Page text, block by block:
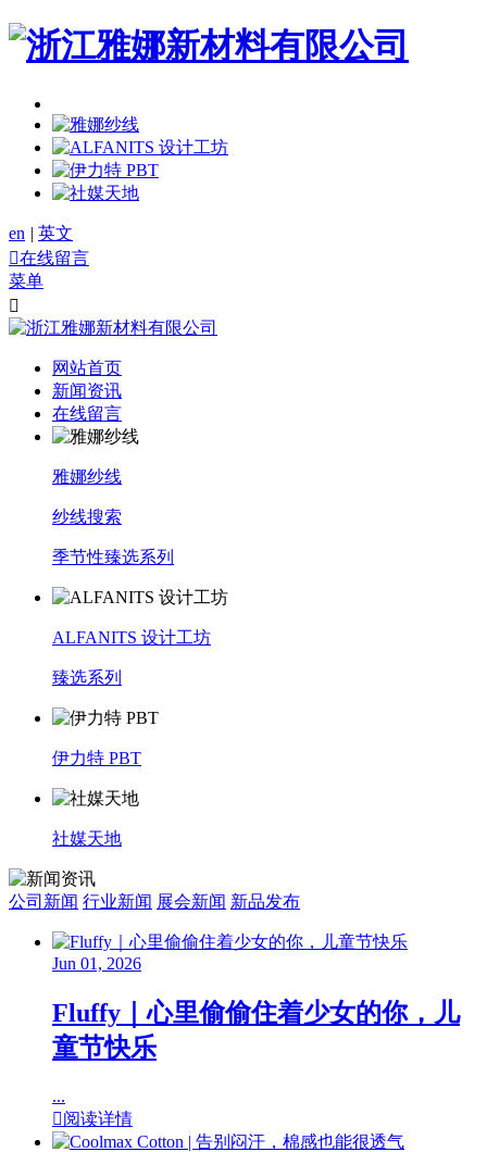
en | 英文
在线留言
菜单

网站首页
新闻资讯
在线留言
雅娜纱线
纱线搜索
季节性臻选系列
ALFANITS 设计工坊
臻选系列
伊力特 PBT
社媒天地
公司新闻 行业新闻 展会新闻 新品发布
Jun 01, 2026
Fluffy｜心里偷偷住着少女的你，儿
童节快乐
...
阅读详情